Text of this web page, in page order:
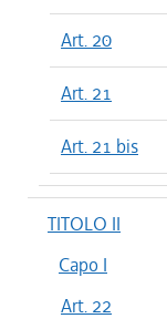
Art. 20
Art. 21
Art. 21 bis
TITOLO II
Capo I
Art. 22